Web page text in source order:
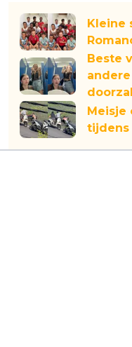
Kleine
Beste
Meisje
tijdens